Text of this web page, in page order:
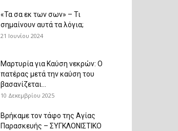
«Τα σα εκ των σων» – Τι
σημαίνουν αυτά τα λόγια;
21 Ιουνίου 2024
Μαρτυρία για Καύση νεκρών: Ο
πατέρας μετά την καύση του
βασανίζεται...
10 Δεκεμβρίου 2025
Βρήκαμε τον τάφο της Αγίας
Παρασκευής – ΣΥΓΚΛΟΝΙΣΤΙΚΟ